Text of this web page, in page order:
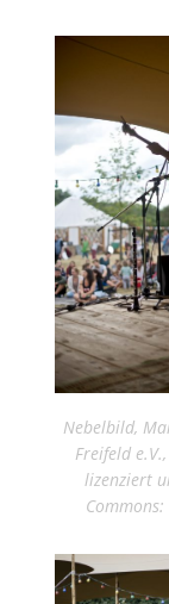
Nebelbild,
Freifeld
lizenziert
Commons: